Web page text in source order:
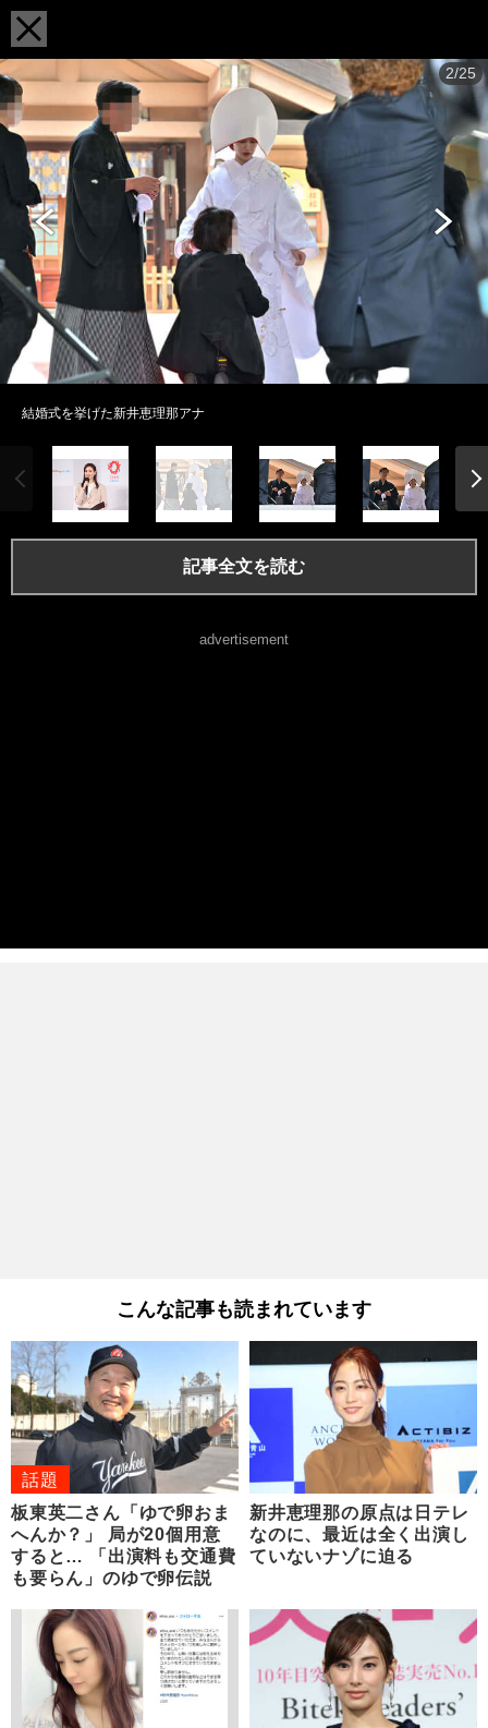
2/25
結婚式を挙げた新井恵理那アナ
記事全文を読む
advertisement
こんな記事も読まれています
話題
板東英二さん「ゆで卵おま
へんか？」 局が20個用意
すると… 「出演料も交通費
も要らん」のゆで卵伝説
新井恵理那の原点は日テレ
なのに、最近は全く出演し
ていないナゾに迫る